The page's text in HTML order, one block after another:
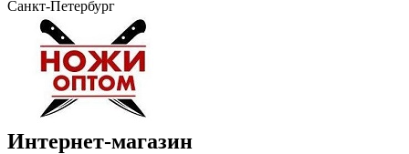
Санкт-Петербург
Интернет-магазин